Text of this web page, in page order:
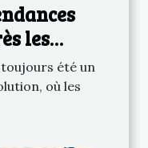
les
été un
où les